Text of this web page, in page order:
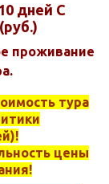
дней С
проживание
тура
цены